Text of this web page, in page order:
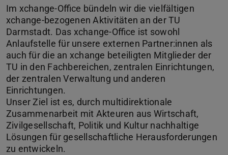
Im xchange-Office bündeln wir die vielfältigen
xchange-bezogenen Aktivitäten an der TU
Darmstadt. Das xchange-Office ist sowohl
Anlaufstelle für unsere externen Partner:innen als
auch für die an xchange beteiligten Mitglieder der
TU in den Fachbereichen, zentralen Einrichtungen,
der zentralen Verwaltung und anderen
Einrichtungen.
Unser Ziel ist es, durch multidirektionale
Zusammenarbeit mit Akteuren aus Wirtschaft,
Zivilgesellschaft, Politik und Kultur nachhaltige
Lösungen für gesellschaftliche Herausforderungen
zu entwickeln.